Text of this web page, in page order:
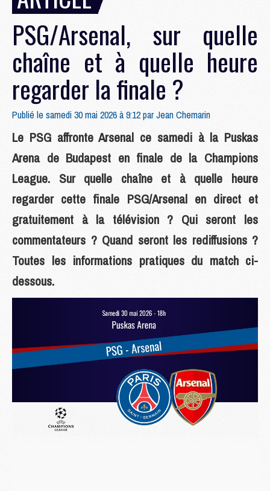
PSG/Arsenal, sur quelle
chaîne et à quelle heure
regarder la finale ?
Publié le samedi 30 mai 2026 à 9:12 parJean Chemarin
Le PSG affronte Arsenal ce samedi à la Puskas
Arena de Budapest en finale de la Champions
League. Sur quelle chaîne et à quelle heure
regarder cette finale PSG/Arsenal en direct et
gratuitement à la télévision ? Qui seront les
commentateurs ? Quand seront les rediffusions ?
Toutes les informations pratiques du match ci-
dessous.